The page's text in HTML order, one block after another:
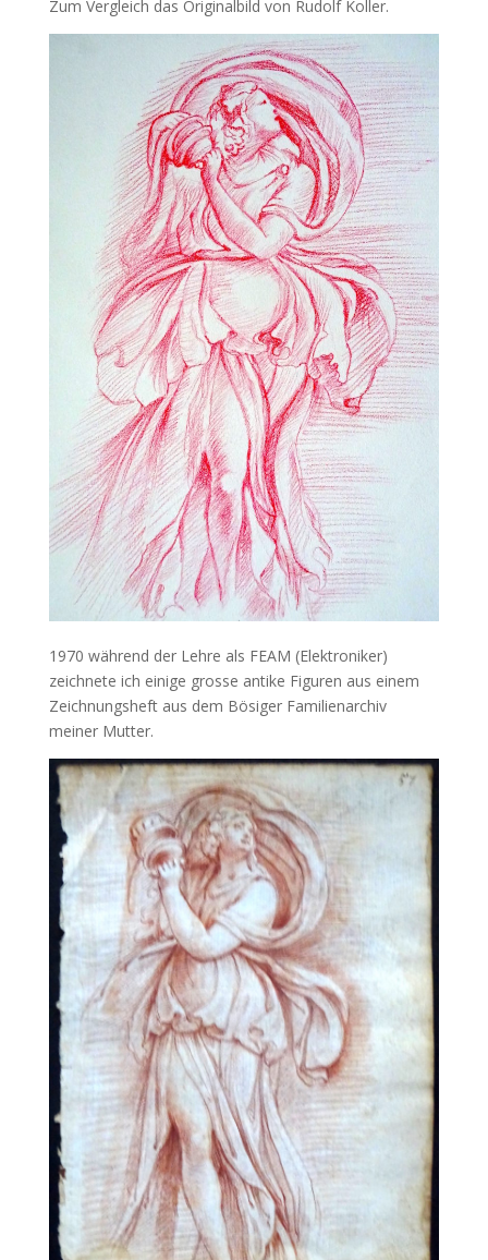
Zum Vergleich das Originalbild von Rudolf Koller.
1970 während der Lehre als FEAM (Elektroniker)
zeichnete ich einige grosse antike Figuren aus einem
Zeichnungsheft aus dem Bösiger Familienarchiv
meiner Mutter.